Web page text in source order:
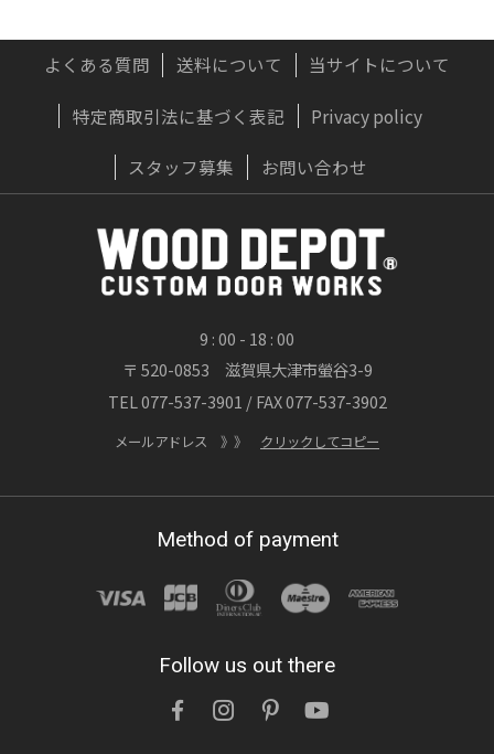
詳しくはこちら
2026/07/22
実はおすすめしない？木製ドアに「無垢材」
が向かないプロの理由
OWNERS BLOG 更新
詳しくはこちら
2026/07/20
渓流が刻んだ時間、職人が刻む時間 ― 木製
玄関ドア「ヘビーヴィンテージフィニッシ
ネットでなんて注文できない」を無くした話
よくある質問 送料について 当サイトについて
特定商取引法に基づく表記 Privacy policy
スタッフ募集 お問い合わせ
9 : 00 - 18 : 00
〒 520-0853 滋賀県大津市螢谷3-9
TEL 077-537-3901 / FAX 077-537-3902
メールアドレス 》》 クリックしてコピー
Method of payment
Follow us out there